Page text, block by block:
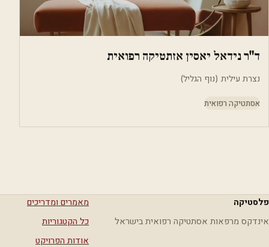
ד"ר נידאל יאסין אזתטיקה רפואית
נצרת עילית (נוף הגליל)
אסתטיקה רפואית
פלסטיקה
אינדקס מרפאות אסתטיקה רפואית בישראל
מאמרים ומדריכים
כל הקטגוריות
אודות הפרויקט